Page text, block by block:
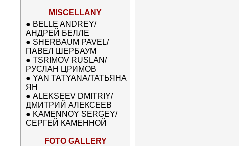
MISCELLANY
● BELLE ANDREY/
АНДРЕЙ БЕЛЛЕ
● SHERBAUM PAVEL/
ПАВЕЛ ШЕРБАУМ
● TSRIMOV RUSLAN/
РУСЛАН ЦРИМОВ
● YAN TATYANA/ТАТЬЯНА
ЯН
● ALEKSEEV DMITRIY/
ДМИТРИЙ АЛЕКСЕЕВ
● KAMENNOY SERGEY/
СЕРГЕЙ КАМЕННОЙ
FOTO GALLERY